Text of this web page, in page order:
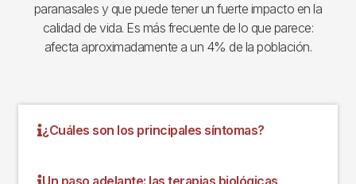
paranasales y que puede tener un fuerte impacto en la
calidad de vida. Es más frecuente de lo que parece:
afecta aproximadamente a un 4% de la población.
¿Cuáles son los principales síntomas?